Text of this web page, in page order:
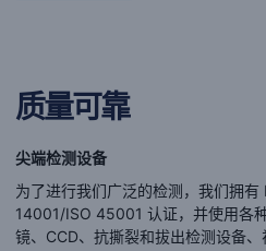
质量可靠
尖端检测设备
为了进行我们广泛的检测，我们拥
14001/ISO 45001 认证，并使用各
镜、CCD、抗撕裂和拔出检测设备、